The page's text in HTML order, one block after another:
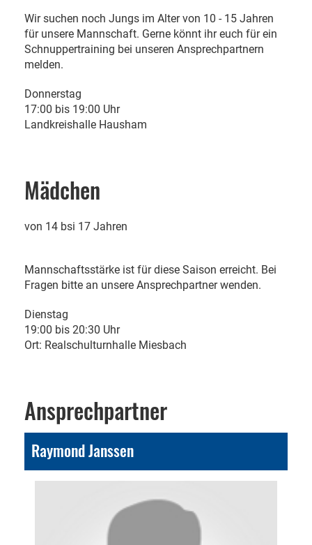
Wir suchen noch Jungs im Alter von 10 - 15 Jahren
für unsere Mannschaft. Gerne könnt ihr euch für ein
Schnuppertraining bei unseren Ansprechpartnern
melden.
Donnerstag
17:00 bis 19:00 Uhr
Landkreishalle Hausham
Mädchen
von 14 bsi 17 Jahren
Mannschaftsstärke ist für diese Saison erreicht. Bei
Fragen bitte an unsere Ansprechpartner wenden.
Dienstag
19:00 bis 20:30 Uhr
​Ort: Realschulturnhalle Miesbach
Ansprechpartner
Raymond Janssen